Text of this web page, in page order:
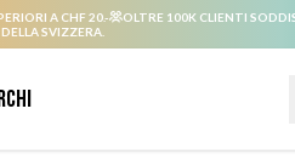
A CHF 20.-
OLTRE 100K CLIENTI
SVIZZERA.